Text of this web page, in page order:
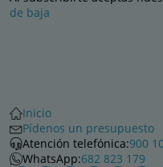
de baja
Inicio
Pídenos un presupuesto
Atención telefónica:900
WhatsApp:682 823 179